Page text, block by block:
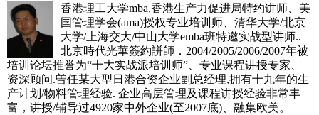
香港理工大学mba,香港生产力促进局特约讲师、美
国管理学会(ama)授权专业培训师、清华大学/北京
大学/上海交大/中山大学emba班特邀实战型讲师..
北京時代光華簽約誁師．2004/2005/2006/2007年被
培训论坛推誉为“十大实战派培训师”、专业课程讲授专家、
资深顾问.曽任某大型日港合资企业副总经理,拥有十九年的生
产计划/物料管理经验. 企业高层管理及课程讲授经验非常丰
富，讲授/辅导过4920家中外企业(至2007底)、融集欧美。